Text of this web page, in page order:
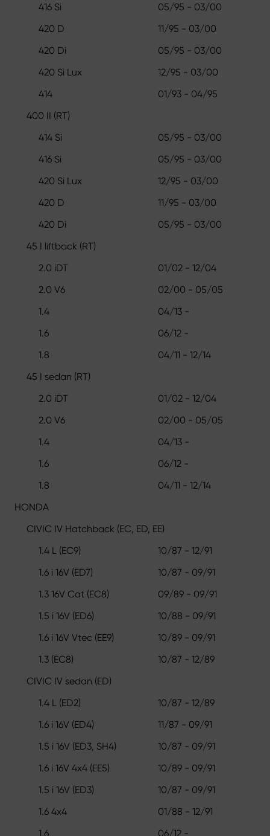
416 Si
05/95 - 03/00
420 D
11/95 - 03/00
420 Di
05/95 - 03/00
420 Si Lux
12/95 - 03/00
414
01/93 - 04/95
400 II (RT)
414 Si
05/95 - 03/00
416 Si
05/95 - 03/00
420 Si Lux
12/95 - 03/00
420 D
11/95 - 03/00
420 Di
05/95 - 03/00
45 I liftback (RT)
2.0 iDT
01/02 - 12/04
2.0 V6
02/00 - 05/05
1.4
04/13 -
1.6
06/12 -
1.8
04/11 - 12/14
45 I sedan (RT)
2.0 iDT
01/02 - 12/04
2.0 V6
02/00 - 05/05
1.4
04/13 -
1.6
06/12 -
1.8
04/11 - 12/14
HONDA
CIVIC IV Hatchback (EC, ED, EE)
1.4 L (EC9)
10/87 - 12/91
1.6 i 16V (ED7)
10/87 - 09/91
1.3 16V Cat (EC8)
09/89 - 09/91
1.5 i 16V (ED6)
10/88 - 09/91
1.6 i 16V Vtec (EE9)
10/89 - 09/91
1.3 (EC8)
10/87 - 12/89
CIVIC IV sedan (ED)
1.4 L (ED2)
10/87 - 12/89
1.6 i 16V (ED4)
11/87 - 09/91
1.5 i 16V (ED3, SH4)
10/87 - 09/91
1.6 i 16V 4x4 (EE5)
10/89 - 09/91
1.5 i 16V (ED3)
10/87 - 09/91
1.6 4x4
01/88 - 12/91
1.6
06/12 -